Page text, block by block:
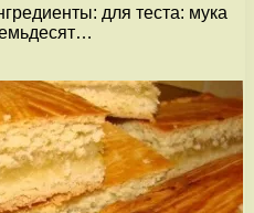
для теста: мука